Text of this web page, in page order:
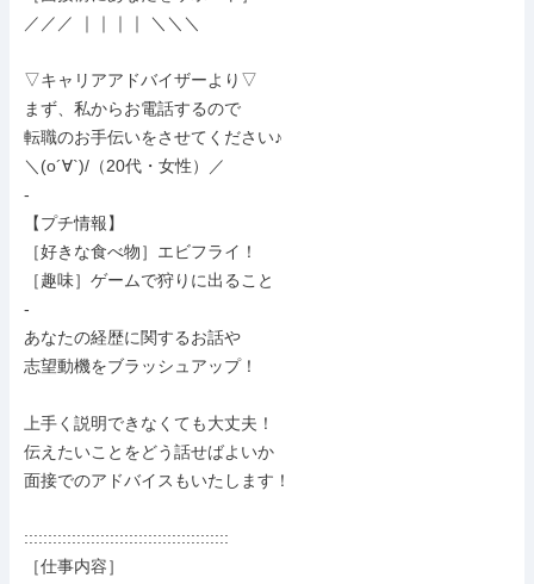
／／／ ｜｜｜｜ ＼＼＼
▽キャリアアドバイザーより▽
まず、私からお電話するので
転職のお手伝いをさせてください♪
＼(o´∀`)/（20代・女性）／
-
【プチ情報】
［好きな食べ物］エビフライ！
［趣味］ゲームで狩りに出ること
-
あなたの経歴に関するお話や
志望動機をブラッシュアップ！
上手く説明できなくても大丈夫！
伝えたいことをどう話せばよいか
面接でのアドバイスもいたします！
:::::::::::::::::::::::::::::::::::::::::::
［仕事内容］